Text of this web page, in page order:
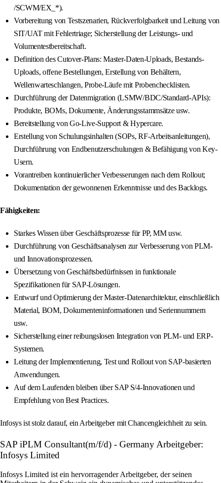
/SCWM/EX_*).
Vorbereitung von Testszenarien, Rückverfolgbarkeit und Leitung von
SIT/UAT mit Fehlertriage; Sicherstellung der Leistungs- und
Volumentestbereitschaft.
Definition des Cutover-Plans: Master-Daten-Uploads, Bestands-
Uploads, offene Bestellungen, Erstellung von Behältern,
Wellenwarteschlangen, Probe-Läufe mit Probenchecklisten.
Durchführung der Datenmigration (LSMW/BDC/Standard-APIs):
Produkte, BOMs, Dokumente, Änderungsstammsätze usw.
Bereitstellung von Go-Live-Support & Hypercare.
Erstellung von Schulungsinhalten (SOPs, RF-Arbeitsanleitungen),
Durchführung von Endbenutzerschulungen & Befähigung von Key-
Usern.
Vorantreiben kontinuierlicher Verbesserungen nach dem Rollout;
Dokumentation der gewonnenen Erkenntnisse und des Backlogs.
Fähigkeiten:
Starkes Wissen über Geschäftsprozesse für PP, MM usw.
Durchführung von Geschäftsanalysen zur Verbesserung von PLM-
und Innovationsprozessen.
Übersetzung von Geschäftsbedürfnissen in funktionale
Spezifikationen für SAP-Lösungen.
Entwurf und Optimierung der Master-Datenarchitektur, einschließlich
Material, BOM, Dokumenteninformationen und Seriennummern
usw.
Sicherstellung einer reibungslosen Integration von PLM- und ERP-
Systemen.
Leitung der Implementierung, Test und Rollout von SAP-basierten
Anwendungen.
Auf dem Laufenden bleiben über SAP S/4-Innovationen und
Empfehlung von Best Practices.
Infosys ist stolz darauf, ein Arbeitgeber mit Chancengleichheit zu sein.
SAP iPLM Consultant(m/f/d) - Germany Arbeitgeber:
Infosys Limited
Infosys Limited ist ein hervorragender Arbeitgeber, der seinen